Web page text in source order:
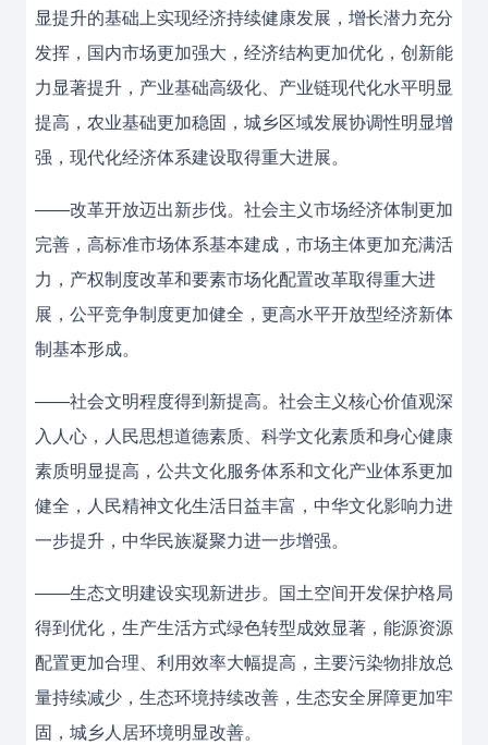
显提升的基础上实现经济持续健康发展，增长潜力充分
发挥，国内市场更加强大，经济结构更加优化，创新能
力显著提升，产业基础高级化、产业链现代化水平明显
提高，农业基础更加稳固，城乡区域发展协调性明显增
强，现代化经济体系建设取得重大进展。
——改革开放迈出新步伐。社会主义市场经济体制更加
完善，高标准市场体系基本建成，市场主体更加充满活
力，产权制度改革和要素市场化配置改革取得重大进
展，公平竞争制度更加健全，更高水平开放型经济新体
制基本形成。
——社会文明程度得到新提高。社会主义核心价值观深
入人心，人民思想道德素质、科学文化素质和身心健康
素质明显提高，公共文化服务体系和文化产业体系更加
健全，人民精神文化生活日益丰富，中华文化影响力进
一步提升，中华民族凝聚力进一步增强。
——生态文明建设实现新进步。国土空间开发保护格局
得到优化，生产生活方式绿色转型成效显著，能源资源
配置更加合理、利用效率大幅提高，主要污染物排放总
量持续减少，生态环境持续改善，生态安全屏障更加牢
固，城乡人居环境明显改善。